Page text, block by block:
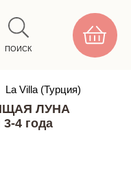
ПОИСК
La Villa (Турция)
ЛУНА
4 года